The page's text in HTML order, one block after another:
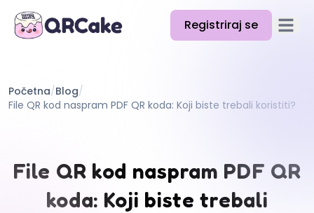
Registriraj se Otvori
Cijene
Dokumentacija
Pomoć
Početna/Blog/
File QR kod naspram PDF QR koda: Koji biste trebali koristiti?
File QR kod naspram PDF QR
koda: Koji biste trebali